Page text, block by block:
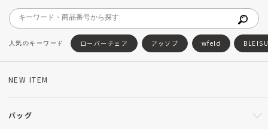
ローバーチェア アッソブ wfeld
NEW ITEM
バッグ